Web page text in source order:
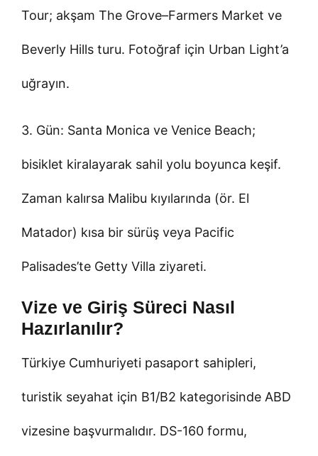
Tour; akşam The Grove–Farmers Market ve
Beverly Hills turu. Fotoğraf için Urban Light’a
uğrayın.
3. Gün: Santa Monica ve Venice Beach;
bisiklet kiralayarak sahil yolu boyunca keşif.
Zaman kalırsa Malibu kıyılarında (ör. El
Matador) kısa bir sürüş veya Pacific
Palisades’te Getty Villa ziyareti.
Vize ve Giriş Süreci Nasıl
Hazırlanılır?
Türkiye Cumhuriyeti pasaport sahipleri,
turistik seyahat için B1/B2 kategorisinde ABD
vizesine başvurmalıdır. DS-160 formu,